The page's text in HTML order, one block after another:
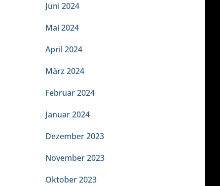
Juni 2024
Mai 2024
April 2024
März 2024
Februar 2024
Januar 2024
Dezember 2023
November 2023
Oktober 2023